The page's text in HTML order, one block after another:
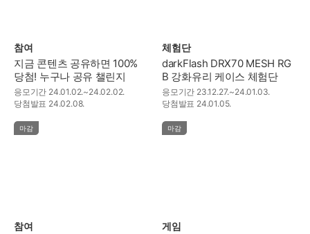
참여
지금 콘텐츠 공유하면 100%
당첨! 누구나 공유 챌린지
응모기간 24.01.02.~24.02.02.
당첨발표 24.02.08.
체험단
darkFlash DRX70 MESH RG
B 강화유리 케이스 체험단
응모기간 23.12.27.~24.01.03.
당첨발표 24.01.05.
마감
참여
마감
게임